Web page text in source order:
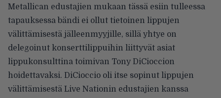
Metallican edustajien mukaan tässä esiin tulleessa
tapauksessa bändi ei ollut tietoinen lippujen
välittämisestä jälleenmyyjille, sillä yhtye on
delegoinut konserttilippuihin liittyvät asiat
lippukonsulttina toimivan Tony DiCioccion
hoidettavaksi. DiCioccio oli itse sopinut lippujen
välittämisestä Live Nationin edustajien kanssa